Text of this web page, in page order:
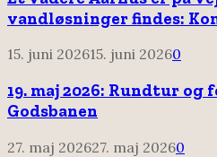
vandløsninger findes:
15. juni 202615. juni 20260
19. maj 2026: Rundtur og
Godsbanen
27. maj 202627. maj 20260